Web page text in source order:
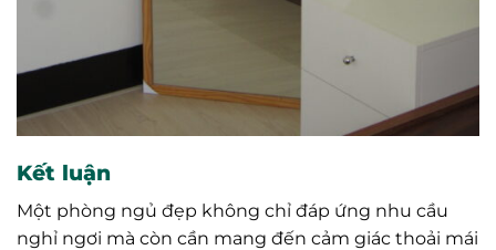
Kết luận
Một phòng ngủ đẹp không chỉ đáp ứng nhu cầu
nghỉ ngơi mà còn cần mang đến cảm giác thoải mái